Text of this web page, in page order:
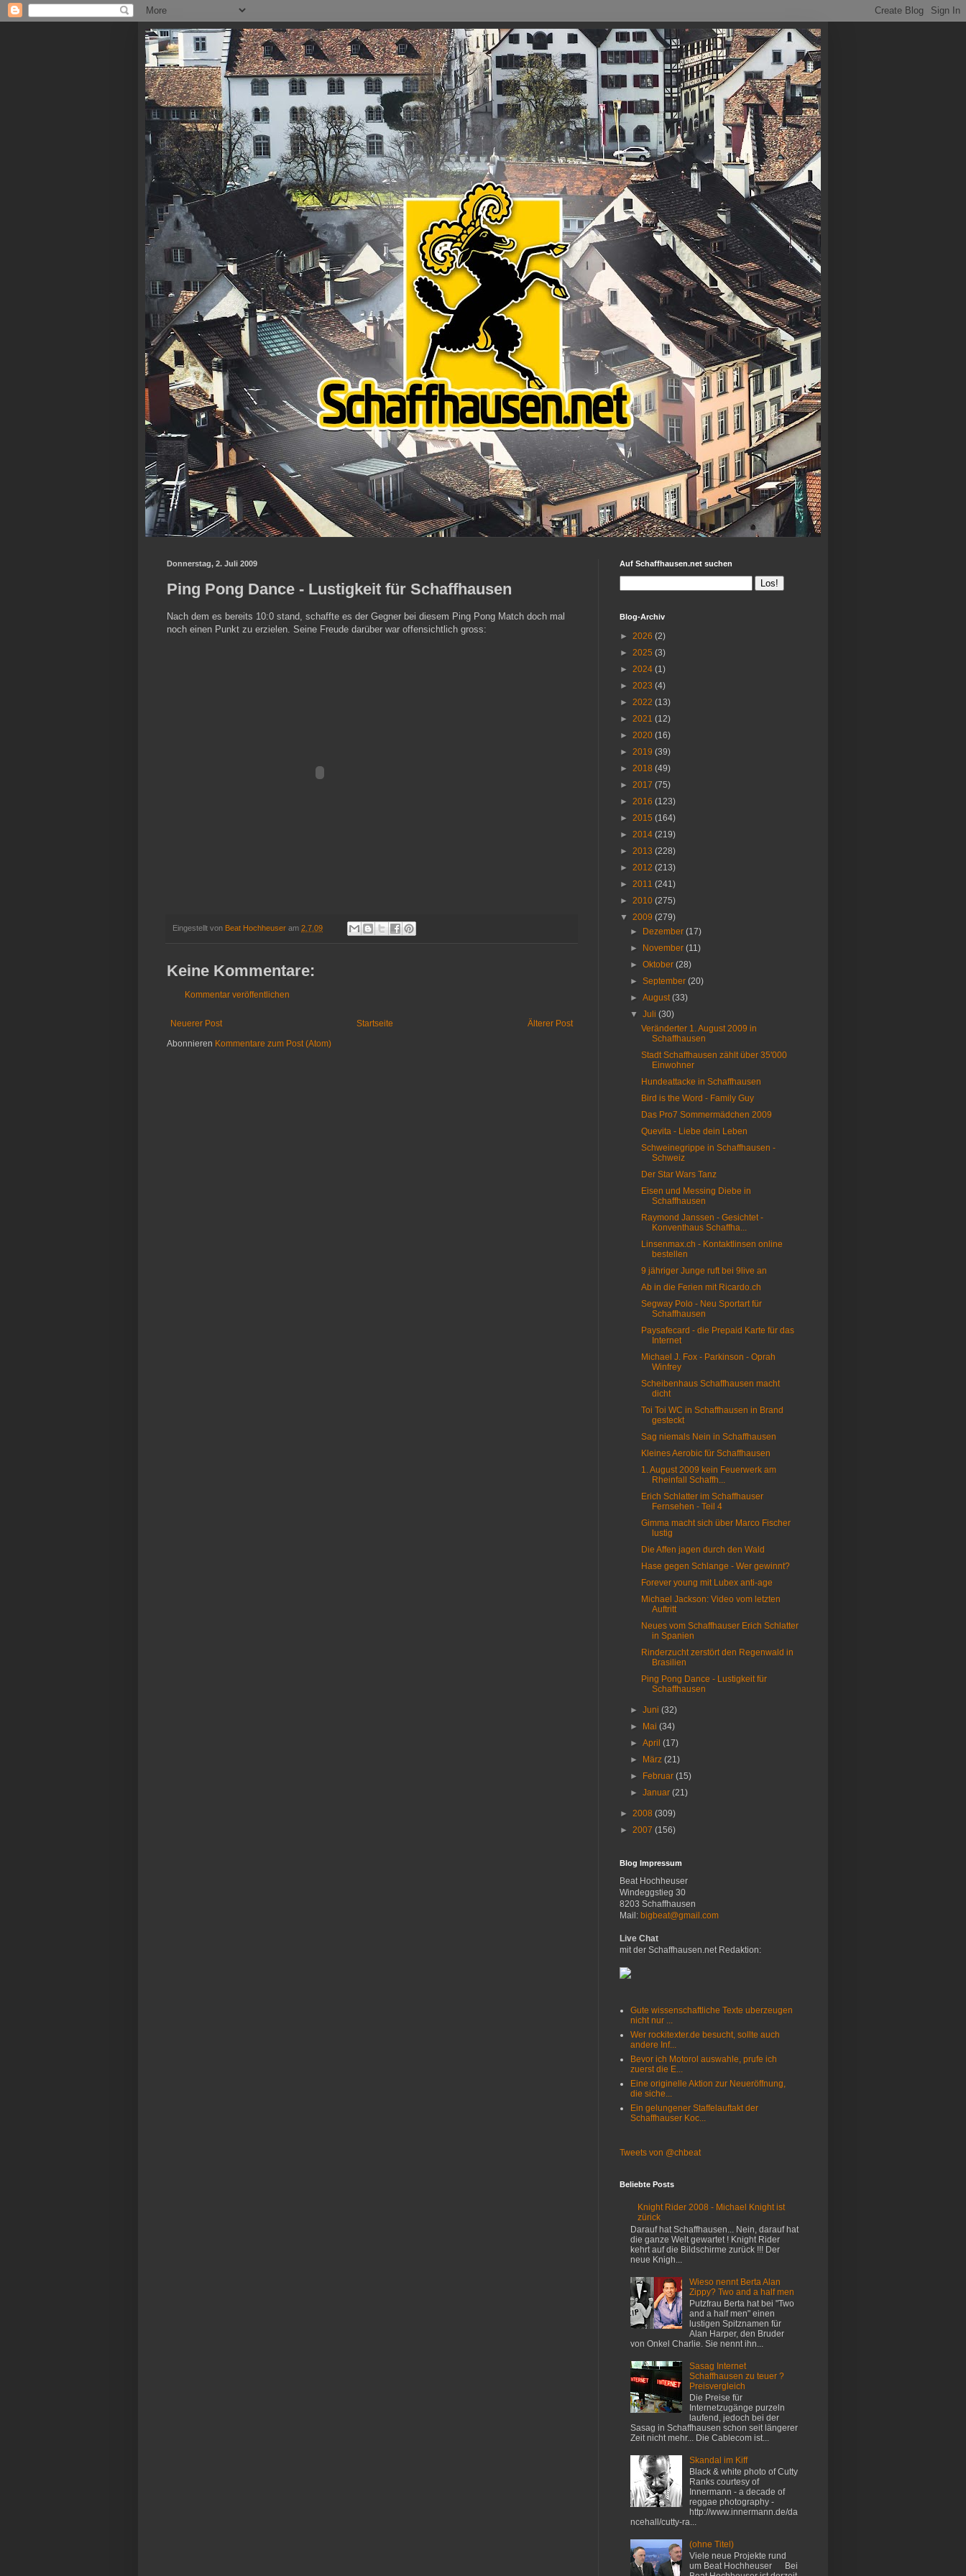
Donnerstag, 2. Juli 2009
Ping Pong Dance - Lustigkeit für Schaffhausen
Nach dem es bereits 10:0 stand, schaffte es der Gegner bei diesem Ping Pong Match doch mal
noch einen Punkt zu erzielen. Seine Freude darüber war offensichtlich gross:
Eingestellt von Beat Hochheuser am 2.7.09
Keine Kommentare:
Kommentar veröffentlichen
Neuerer Post Älterer Post
Startseite
Abonnieren Kommentare zum Post (Atom)
Auf Schaffhausen.net suchen
Blog-Archiv
► 2026 (2)
► 2025 (3)
► 2024 (1)
► 2023 (4)
► 2022 (13)
► 2021 (12)
► 2020 (16)
► 2019 (39)
► 2018 (49)
► 2017 (75)
► 2016 (123)
► 2015 (164)
► 2014 (219)
► 2013 (228)
► 2012 (213)
► 2011 (241)
► 2010 (275)
▼ 2009 (279)
►
Dezember(17)
►
November(11)
►Oktober(28)
►September(20)
►August(33)
▼Juli(30)
Veränderter 1. August 2009 in
Schaffhausen
Stadt Schaffhausen zählt über 35'000
Einwohner
Hundeattacke in Schaffhausen
Bird is the Word - Family Guy
Das Pro7 Sommermädchen 2009
Quevita - Liebe dein Leben
Schweinegrippe in Schaffhausen -
Schweiz
Der Star Wars Tanz
Eisen und Messing Diebe in
Schaffhausen
Raymond Janssen - Gesichtet -
Konventhaus Schaffha...
Linsenmax.ch - Kontaktlinsen online
bestellen
9 jähriger Junge ruft bei 9live an
Ab in die Ferien mit Ricardo.ch
Segway Polo - Neu Sportart für
Schaffhausen
Paysafecard - die Prepaid Karte für das
Internet
Michael J. Fox - Parkinson - Oprah
Winfrey
Scheibenhaus Schaffhausen macht
dicht
Toi Toi WC in Schaffhausen in Brand
gesteckt
Sag niemals Nein in Schaffhausen
Kleines Aerobic für Schaffhausen
1. August 2009 kein Feuerwerk am
Rheinfall Schaffh...
Erich Schlatter im Schaffhauser
Fernsehen - Teil 4
Gimma macht sich über Marco Fischer
lustig
Die Affen jagen durch den Wald
Hase gegen Schlange - Wer gewinnt?
Forever young mit Lubex anti-age
Michael Jackson: Video vom letzten
Auftritt
Neues vom Schaffhauser Erich Schlatter
in Spanien
Rinderzucht zerstört den Regenwald in
Brasilien
Ping Pong Dance - Lustigkeit für
Schaffhausen
►Juni(32)
►
Mai(34)
►April(17)
►
März(21)
►
Februar(15)
►Januar(21)
► 2008 (309)
► 2007 (156)
Blog Impressum
Beat Hochheuser
Windeggstieg 30
8203 Schaffhausen
Mail: bigbeat@gmail.com
Live Chat
mit der Schaffhausen.net Redaktion:
Gute wissenschaftliche Texte uberzeugen
nicht nur ...
Wer rockitexter.de besucht, sollte auch
andere Inf...
Bevor ich Motorol auswahle, prufe ich
zuerst die E...
Eine originelle Aktion zur Neueröffnung,
die siche...
Ein gelungener Staffelauftakt der
Schaffhauser Koc...
Tweets von @chbeat
Beliebte Posts
Knight Rider 2008 - Michael Knight ist
zürick
Darauf hat Schaffhausen... Nein, darauf hat
die ganze Welt gewartet ! Knight Rider
kehrt auf die Bildschirme zurück !!! Der
neue Knigh...
Wieso nennt Berta Alan
Zippy? Two and a half men
Putzfrau Berta hat bei "Two
and a half men" einen
lustigen Spitznamen für
Alan Harper, den Bruder
von Onkel Charlie. Sie nennt ihn...
Sasag Internet
Schaffhausen zu teuer ?
Preisvergleich
Die Preise für
Internetzugänge purzeln
laufend, jedoch bei der
Sasag in Schaffhausen schon seit längerer
Zeit nicht mehr... Die Cablecom ist...
Skandal im Kiff
Black & white photo of Cutty
Ranks courtesy of
Innermann - a decade of
reggae photography -
http://www.innermann.de/da
ncehall/cutty-ra...
(ohne Titel)
Viele neue Projekte rund
um Beat Hochheuser Bei